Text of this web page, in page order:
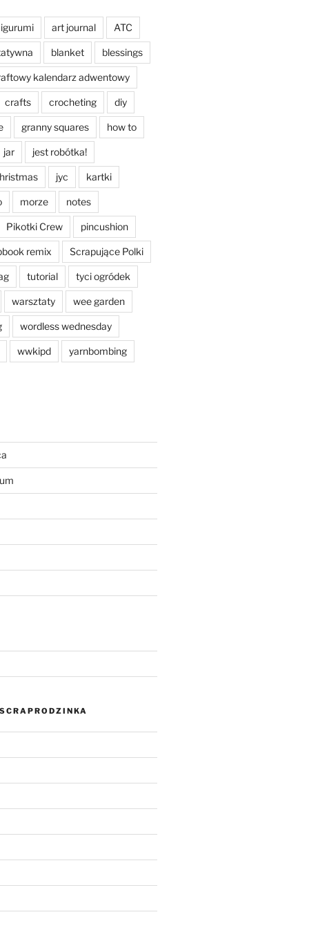
art journal ATC
blanket blessings
kalendarz adwentowy
crafts crocheting diy
granny squares how to
jar jest robótka!
jyc kartki
morze notes
Pikotki Crew pincushion
remix Scrapujące Polki
tutorial tyci ogródek
warsztaty wee garden
wordless wednesday
wwkipd yarnbombing